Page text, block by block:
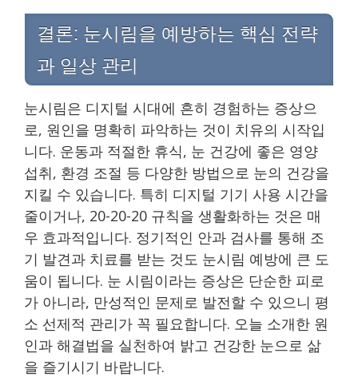
결론: 눈시림을 예방하는 핵심 전략
과 일상 관리
눈시림은 디지털 시대에 흔히 경험하는 증상으
로, 원인을 명확히 파악하는 것이 치유의 시작입
니다. 운동과 적절한 휴식, 눈 건강에 좋은 영양
섭취, 환경 조절 등 다양한 방법으로 눈의 건강을
지킬 수 있습니다. 특히 디지털 기기 사용 시간을
줄이거나, 20-20-20 규칙을 생활화하는 것은 매
우 효과적입니다. 정기적인 안과 검사를 통해 조
기 발견과 치료를 받는 것도 눈시림 예방에 큰 도
움이 됩니다. 눈 시림이라는 증상은 단순한 피로
가 아니라, 만성적인 문제로 발전할 수 있으니 평
소 선제적 관리가 꼭 필요합니다. 오늘 소개한 원
인과 해결법을 실천하여 밝고 건강한 눈으로 삶
을 즐기시기 바랍니다.